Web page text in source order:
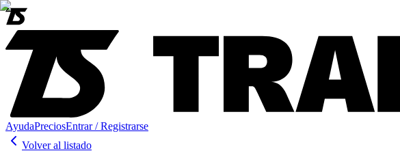
AyudaPreciosEntrar / Registrarse
Volver al listado